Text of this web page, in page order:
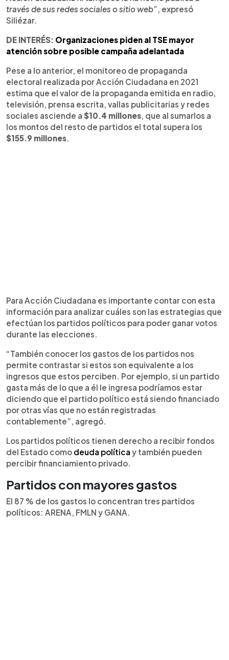
través de sus redes sociales o sitio web”, expresó
Siliézar.
DE INTERÉS: Organizaciones piden al TSE mayor
atención sobre posible campaña adelantada
Pese a lo anterior, el monitoreo de propaganda
electoral realizada por Acción Ciudadana en 2021
estima que el valor de la propaganda emitida en radio,
televisión, prensa escrita, vallas publicitarias y redes
sociales asciende a $10.4 millones, que al sumarlos a
los montos del resto de partidos el total supera los
$155.9 millones.
Para Acción Ciudadana es importante contar con esta
información para analizar cuáles son las estrategias que
efectúan los partidos políticos para poder ganar votos
durante las elecciones.
“También conocer los gastos de los partidos nos
permite contrastar si estos son equivalente a los
ingresos que estos perciben. Por ejemplo, si un partido
gasta más de lo que a él le ingresa podríamos estar
diciendo que el partido político está siendo financiado
por otras vías que no están registradas
contablemente”, agregó.
Los partidos políticos tienen derecho a recibir fondos
del Estado como deuda política y también pueden
percibir financiamiento privado.
Partidos con mayores gastos
El 87 % de los gastos lo concentran tres partidos
políticos: ARENA, FMLN y GANA.